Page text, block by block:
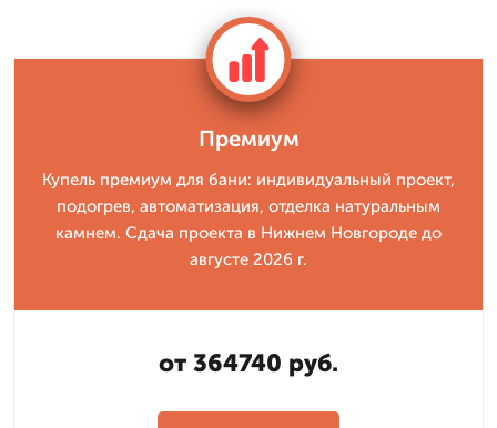
Премиум
Купель премиум для бани: индивидуальный проект,
подогрев, автоматизация, отделка натуральным
камнем. Сдача проекта в Нижнем Новгороде до
августе 2026 г.
от 364740 руб.